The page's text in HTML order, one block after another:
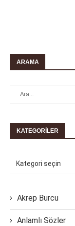
ARAMA
KATEGORILER
Akrep Burcu
Anlamlı Sözler